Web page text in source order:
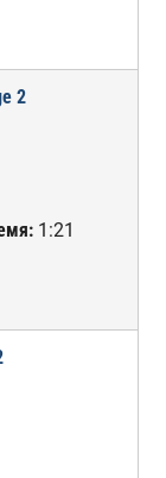
2
1:21